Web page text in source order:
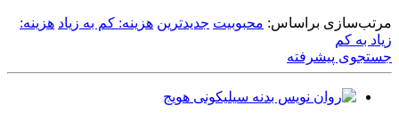
latestمرتب‌سازی براساس: محبوبیت جدیدترین هزینه: کم به زیاد هزینه:
زیاد به کم
جستجوی پیشرفته